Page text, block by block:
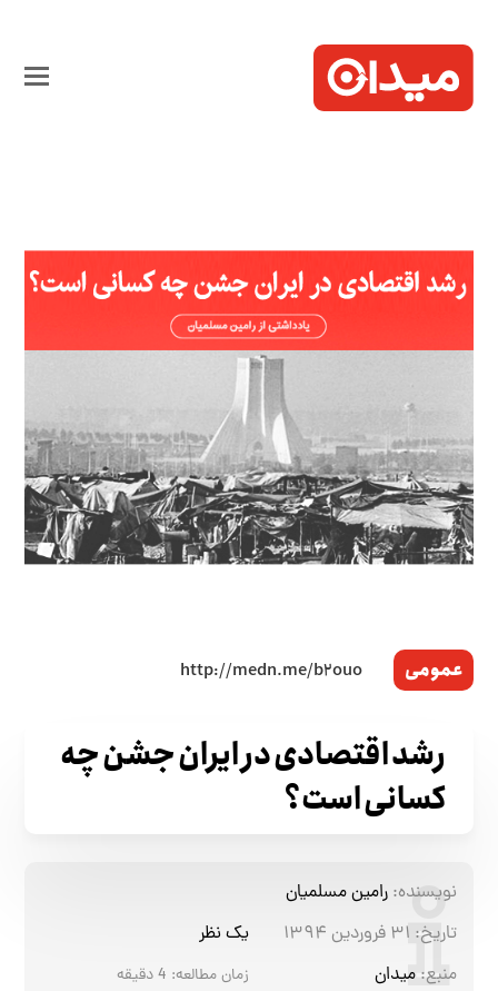
عمومی
رشد اقتصادی در ایران جشن چه
کسانی است؟
نویسنده: رامین مسلمیان
تاریخ: ۳۱ فروردین ۱۳۹۴
یک نظر
منبع: میدان زمان مطالعه: 4دقیقه